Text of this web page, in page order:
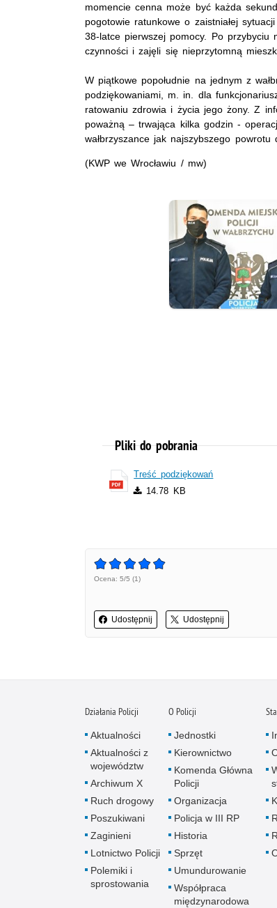
momencie cenna może być każda
pogotowie ratunkowe o zaistniałej
38-latce pierwszej pomocy. Po przybyciu
czynności i zajęli się nieprzytomną
W piątkowe popołudnie na jednym z
podziękowaniami, m. in. dla
ratowaniu zdrowia i życia jego żony. Z
poważną – trwająca kilka godzin -
wałbrzyszance jak najszybszego powrotu
(KWP we Wrocławiu / mw)
Pliki do pobrania
Treść podziękowań
14.78 KB
Ocena: 5/5 (1)
Udostępnij Udostępnij
Działania Policji
Aktualności
Aktualności z
województw
Archiwum X
Ruch drogowy
Poszukiwani
Zaginieni
Lotnictwo Policji
Polemiki i
sprostowania
O Policji
Jednostki
Kierownictwo
Komenda Główna
Policji
Organizacja
Policja w III RP
Historia
Sprzęt
Umundurowanie
Współpraca
międzynarodowa